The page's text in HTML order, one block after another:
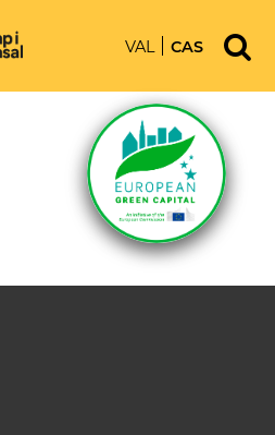
VAL CAS